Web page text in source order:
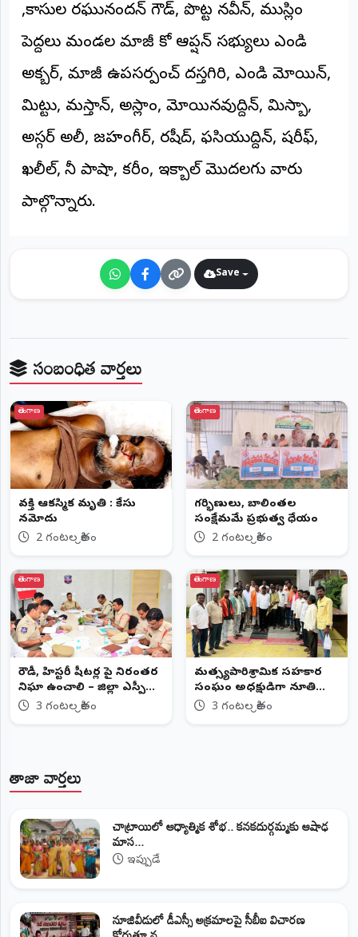
DESK)
మా
చేరండి
లాగిన్
(Login)
,కాసుల రఘునందన్ గౌడ్, పొట్ట నవీన్, ముస్లిం
పెద్దలు మండల మాజీ కో ఆప్షన్ సభ్యులు ఎండి
అక్బర్, మాజీ ఉపసర్పంచ్ దస్తగిరి, ఎండి మోయిన్,
మిట్టు, మస్తాన్, అస్లాం, మోయినవుద్దిన్, మిస్బా,
అస్గర్ అలీ, జహంగీర్, రషీద్, ఫసియుద్దిన్, షరీఫ్,
ఖలీల్, జానీ పాషా, కరీం, ఇక్బాల్ మొదలగు వారు
పాల్గొన్నారు.
Save
సంబంధిత వార్తలు
తెలంగాణ
వ్యక్తి ఆకస్మిక మృతి : కేసు
నమోదు
2 గంటల క్రితం
తెలంగాణ
గర్భిణులు, బాలింతల
సంక్షేమమే ప్రభుత్వ ధ్యేయం
2 గంటల క్రితం
తెలంగాణ
రౌడీ, హిస్టరీ షీటర్ల పై నిరంతర
నిఘా ఉంచాలి – జిల్లా ఎస్పీ
అశోక్ కుమార్, ఐపీఎస్....
3 గంటల క్రితం
తెలంగాణ
మత్స్యపారిశ్రామిక సహకార
సంఘం అధ్యక్షుడిగా నూతి
వెంకటేశం
3 గంటల క్రితం
తాజా వార్తలు
చాట్రాయిలో ఆధ్యాత్మిక శోభ.. కనకదుర్గమ్మకు ఆషాఢ
మాస...
ఇప్పుడే
నూజివీడులో డీఎస్సీ అక్రమాలపై సీబీఐ విచారణ